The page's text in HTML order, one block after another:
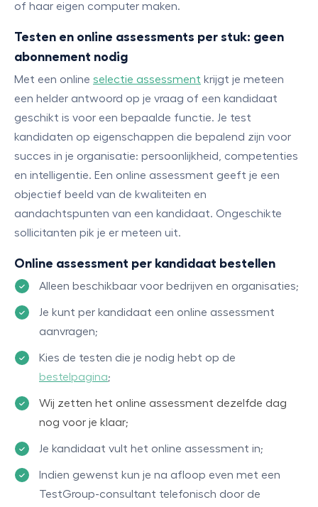
of haar eigen computer maken.
Testen en online assessments per stuk: geen
abonnement nodig
Met een online selectie assessment krijgt je meteen
een helder antwoord op je vraag of een kandidaat
geschikt is voor een bepaalde functie. Je test
kandidaten op eigenschappen die bepalend zijn voor
succes in je organisatie: persoonlijkheid, competenties
en intelligentie. Een online assessment geeft je een
objectief beeld van de kwaliteiten en
aandachtspunten van een kandidaat. Ongeschikte
sollicitanten pik je er meteen uit.
Online assessment per kandidaat bestellen
Alleen beschikbaar voor bedrijven en organisaties;
Je kunt per kandidaat een online assessment
aanvragen;
Kies de testen die je nodig hebt op de
bestelpagina;
Wij zetten het online assessment dezelfde dag
nog voor je klaar;
Je kandidaat vult het online assessment in;
Indien gewenst kun je na afloop even met een
TestGroup-consultant telefonisch door de